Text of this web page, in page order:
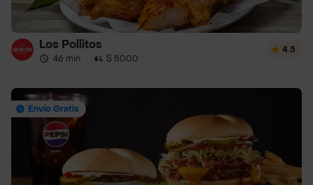
Los Pollitos
46 min · $ 8000
4.5
Envío Gratis